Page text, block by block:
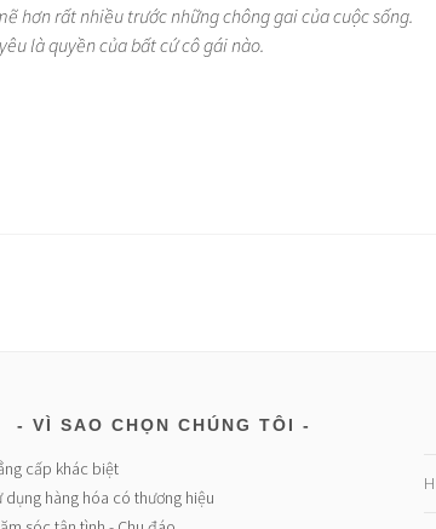
hơn rất nhiều trước những chông gai của cuộc sống.
là quyền của bất cứ cô gái nào.
VÌ SAO CHỌN CHÚNG TÔI
cấp khác biệt
dụng hàng hóa có thương hiệu